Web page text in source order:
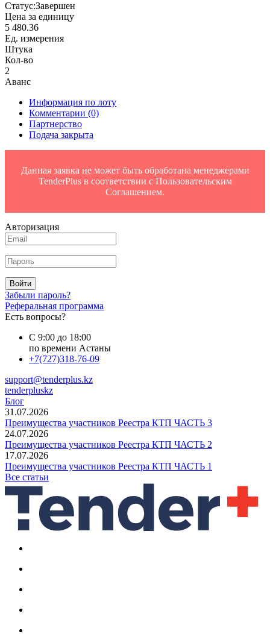
Статус:Завершен
Цена за единицу
5 480.36
Ед. измерения
Штука
Кол-во
2
Аванс
Информация по лоту
Комментарии (0)
Партнерство
Подача закрыта
Данная заявка не может быть обработана менеджерами
TenderPlus в соответствии с Пользовательским
Соглашением.
Авторизация
Войти
Забыли пароль?
Реферальная программа
Есть вопросы?
С 9:00 до 18:00
по времени Астаны
+7(727)318-76-09
support@tenderplus.kz
tenderpluskz
Блог
31.07.2026
Преимущества участников Реестра КТП ЧАСТЬ 3
24.07.2026
Преимущества участников Реестра КТП ЧАСТЬ 2
17.07.2026
Преимущества участников Реестра КТП ЧАСТЬ 1
Все статьи